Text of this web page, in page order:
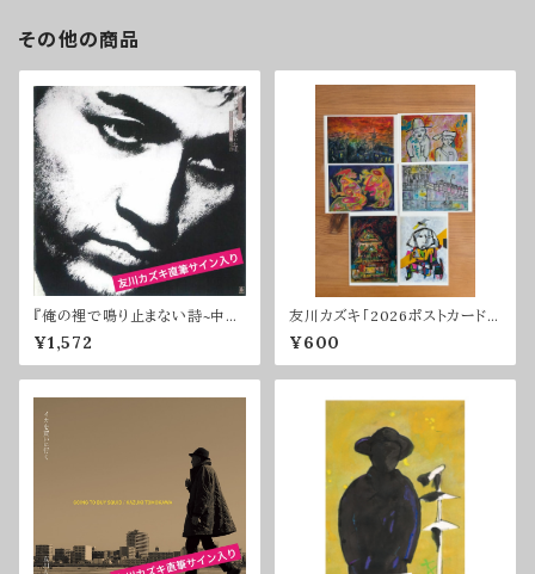
その他の商品
『俺の裡で鳴り止まない詩~中原
中也作品集』CD（※サイン入り）
¥1,572
友川カズキ「2026ポストカード」
（6枚入り）※サイン入り
¥600